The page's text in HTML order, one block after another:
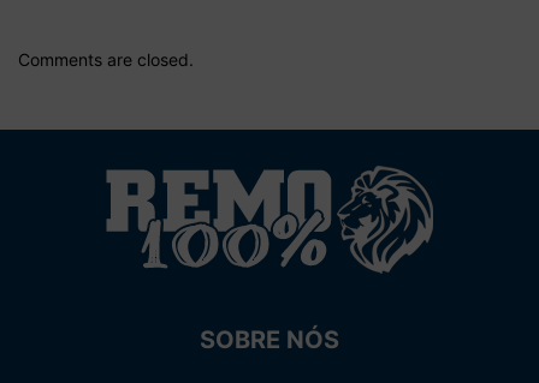
Comments are closed.
SOBRE NÓS